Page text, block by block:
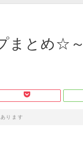
まとめ☆～
ります